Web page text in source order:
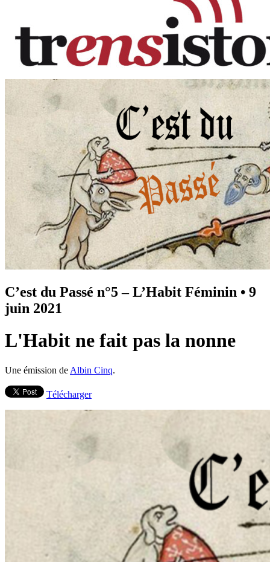
C’est du Passé n°5 – L’Habit Féminin • 9
juin 2021
L'Habit ne fait pas la nonne
Une émission de Albin Cinq.
Télécharger